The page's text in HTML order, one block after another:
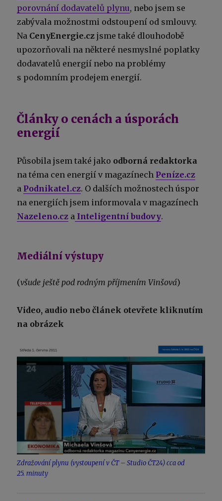
porovnání dodavatelů plynu, nebo jsem se
zabývala možnostmi odstoupení od smlouvy.
Na CenyEnergie.cz jsme také dlouhodobě
upozorňovali na některé nesmyslné poplatky
dodavatelů energií nebo na problémy
s podomním prodejem energií.
Články o cenách a úsporách
energií
Působila jsem také jako odborná redaktorka
na téma cen energií v magazínech Peníze.cz
a Podnikatel.cz. O dalších možnostech úspor
na energiích jsem informovala v magazínech
Nazeleno.cz a Inteligentní budovy.
Mediální výstupy
(všude ještě pod rodným příjmením Vinšová)
Video, audio nebo článek otevřete kliknutím
na obrázek
Zdražování plynu (vystoupení v ČT – Studio ČT24) cca od
25. minuty